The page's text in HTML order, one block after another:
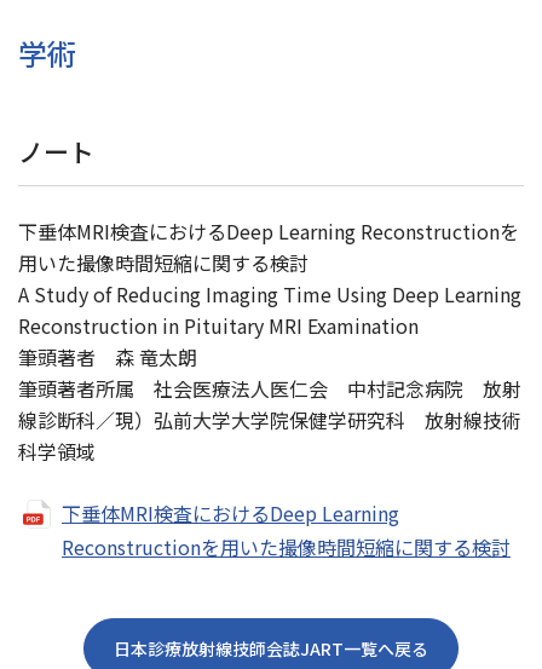
学術
ノート
下垂体MRI検査におけるDeep Learning Reconstructionを
用いた撮像時間短縮に関する検討
A Study of Reducing Imaging Time Using Deep Learning
Reconstruction in Pituitary MRI Examination
筆頭著者 森 竜太朗
筆頭著者所属 社会医療法人医仁会 中村記念病院 放射
線診断科／現）弘前大学大学院保健学研究科 放射線技術
科学領域
下垂体MRI検査におけるDeep Learning
Reconstructionを用いた撮像時間短縮に関する検討
日本診療放射線技師会誌JART一覧へ戻る